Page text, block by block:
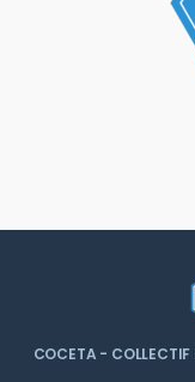
COCETA - COLLECTIF